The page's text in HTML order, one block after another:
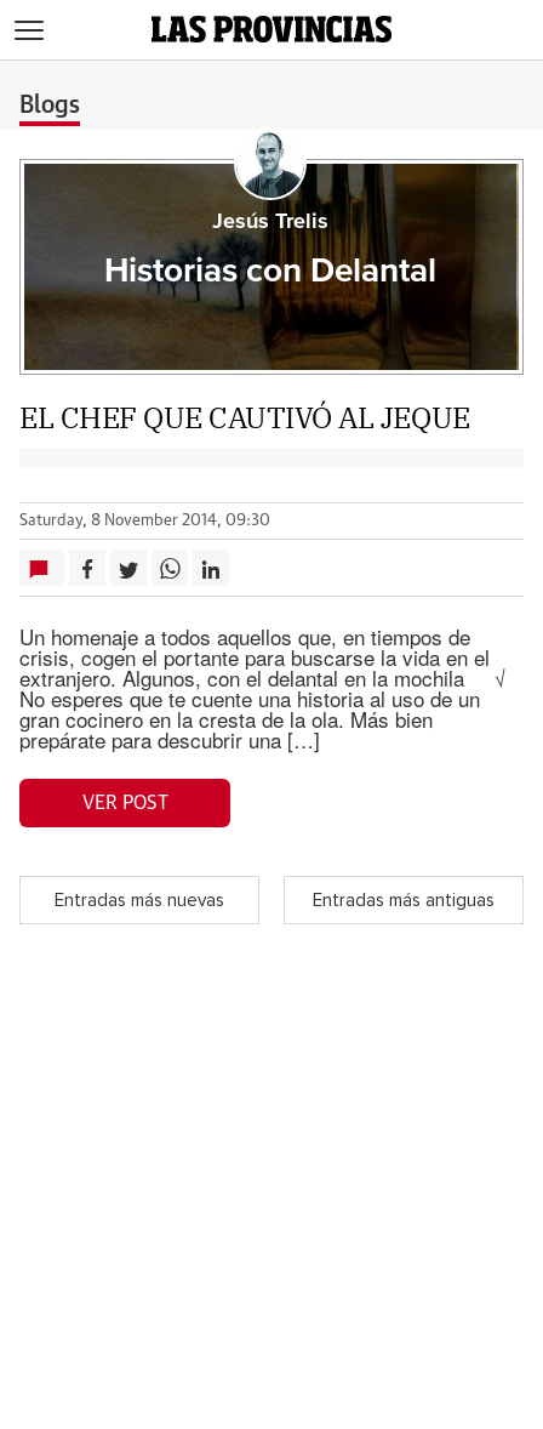
Blogs
Jesús Trelis
Historias con Delantal
EL CHEF QUE CAUTIVÓ AL JEQUE
Saturday, 8 November 2014, 09:30
Un homenaje a todos aquellos que, en tiempos de
crisis, cogen el portante para buscarse la vida en el
extranjero. Algunos, con el delantal en la mochila √
No esperes que te cuente una historia al uso de un
gran cocinero en la cresta de la ola. Más bien
prepárate para descubrir una […]
VER POST
Entradas más nuevas Entradas más antiguas